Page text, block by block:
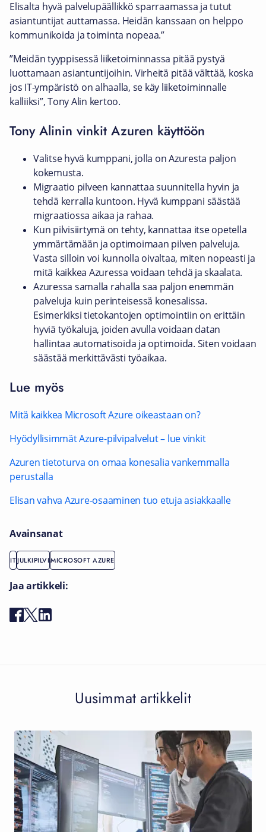
Elisalta hyvä palvelupäällikkö sparraamassa ja tutut
asiantuntijat auttamassa. Heidän kanssaan on helppo
kommunikoida ja toiminta nopeaa.”
”Meidän tyyppisessä liiketoiminnassa pitää pystyä
luottamaan asiantuntijoihin. Virheitä pitää välttää, koska
jos IT-ympäristö on alhaalla, se käy liiketoiminnalle
kalliiksi”, Tony Alin kertoo.
Tony Alinin vinkit Azuren käyttöön
Valitse hyvä kumppani, jolla on Azuresta paljon
kokemusta.
Migraatio pilveen kannattaa suunnitella hyvin ja
tehdä kerralla kuntoon. Hyvä kumppani säästää
migraatiossa aikaa ja rahaa.
Kun pilvisiirtymä on tehty, kannattaa itse opetella
ymmärtämään ja optimoimaan pilven palveluja.
Vasta silloin voi kunnolla oivaltaa, miten nopeasti ja
mitä kaikkea Azuressa voidaan tehdä ja skaalata.
Azuressa samalla rahalla saa paljon enemmän
palveluja kuin perinteisessä konesalissa.
Esimerkiksi tietokantojen optimointiin on erittäin
hyviä työkaluja, joiden avulla voidaan datan
hallintaa automatisoida ja optimoida. Siten voidaan
säästää merkittävästi työaikaa.
Lue myös
Mitä kaikkea Microsoft Azure oikeastaan on?
Hyödyllisimmät Azure-pilvipalvelut – lue vinkit
Azuren tietoturva on omaa konesalia vankemmalla
perustalla
Elisan vahva Azure-osaaminen tuo etuja asiakkaalle
Avainsanat
ITJULKIPILVIMICROSOFT AZURE
Jaa artikkeli:
Uusimmat artikkelit